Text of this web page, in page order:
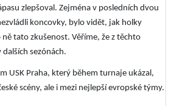
zlepšoval. Zejména v posledních dvou
koncovky, bylo vidět, jak holky
tato zkušenost. Věříme, že z těchto
sezónách.
USK Praha, který během turnaje ukázal,
scény, ale i mezi nejlepší evropské týmy.